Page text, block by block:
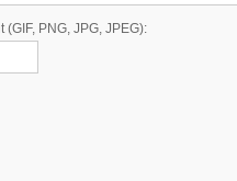
PNG, JPG, JPEG):